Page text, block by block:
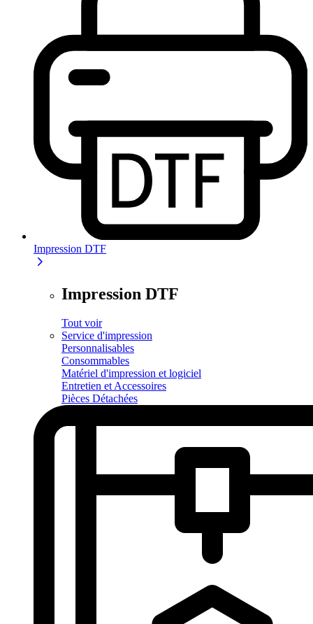
Impression DTF
Impression DTF
Tout voir
Service d'impression
Personnalisables
Consommables
Matériel d'impression et logiciel
Entretien et Accessoires
Pièces Détachées